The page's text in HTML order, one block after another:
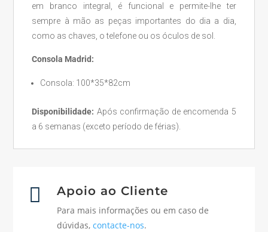
em branco integral, é funcional e permite-lhe ter
sempre à mão as peças importantes do dia a dia,
como as chaves, o telefone ou os óculos de sol.
Consola Madrid:
Consola: 100*35*82cm
Disponibilidade: Após confirmação de encomenda 5
a 6 semanas (exceto período de férias).
 Apoio ao Cliente
Para mais informações ou em caso de
dúvidas, contacte-nos.